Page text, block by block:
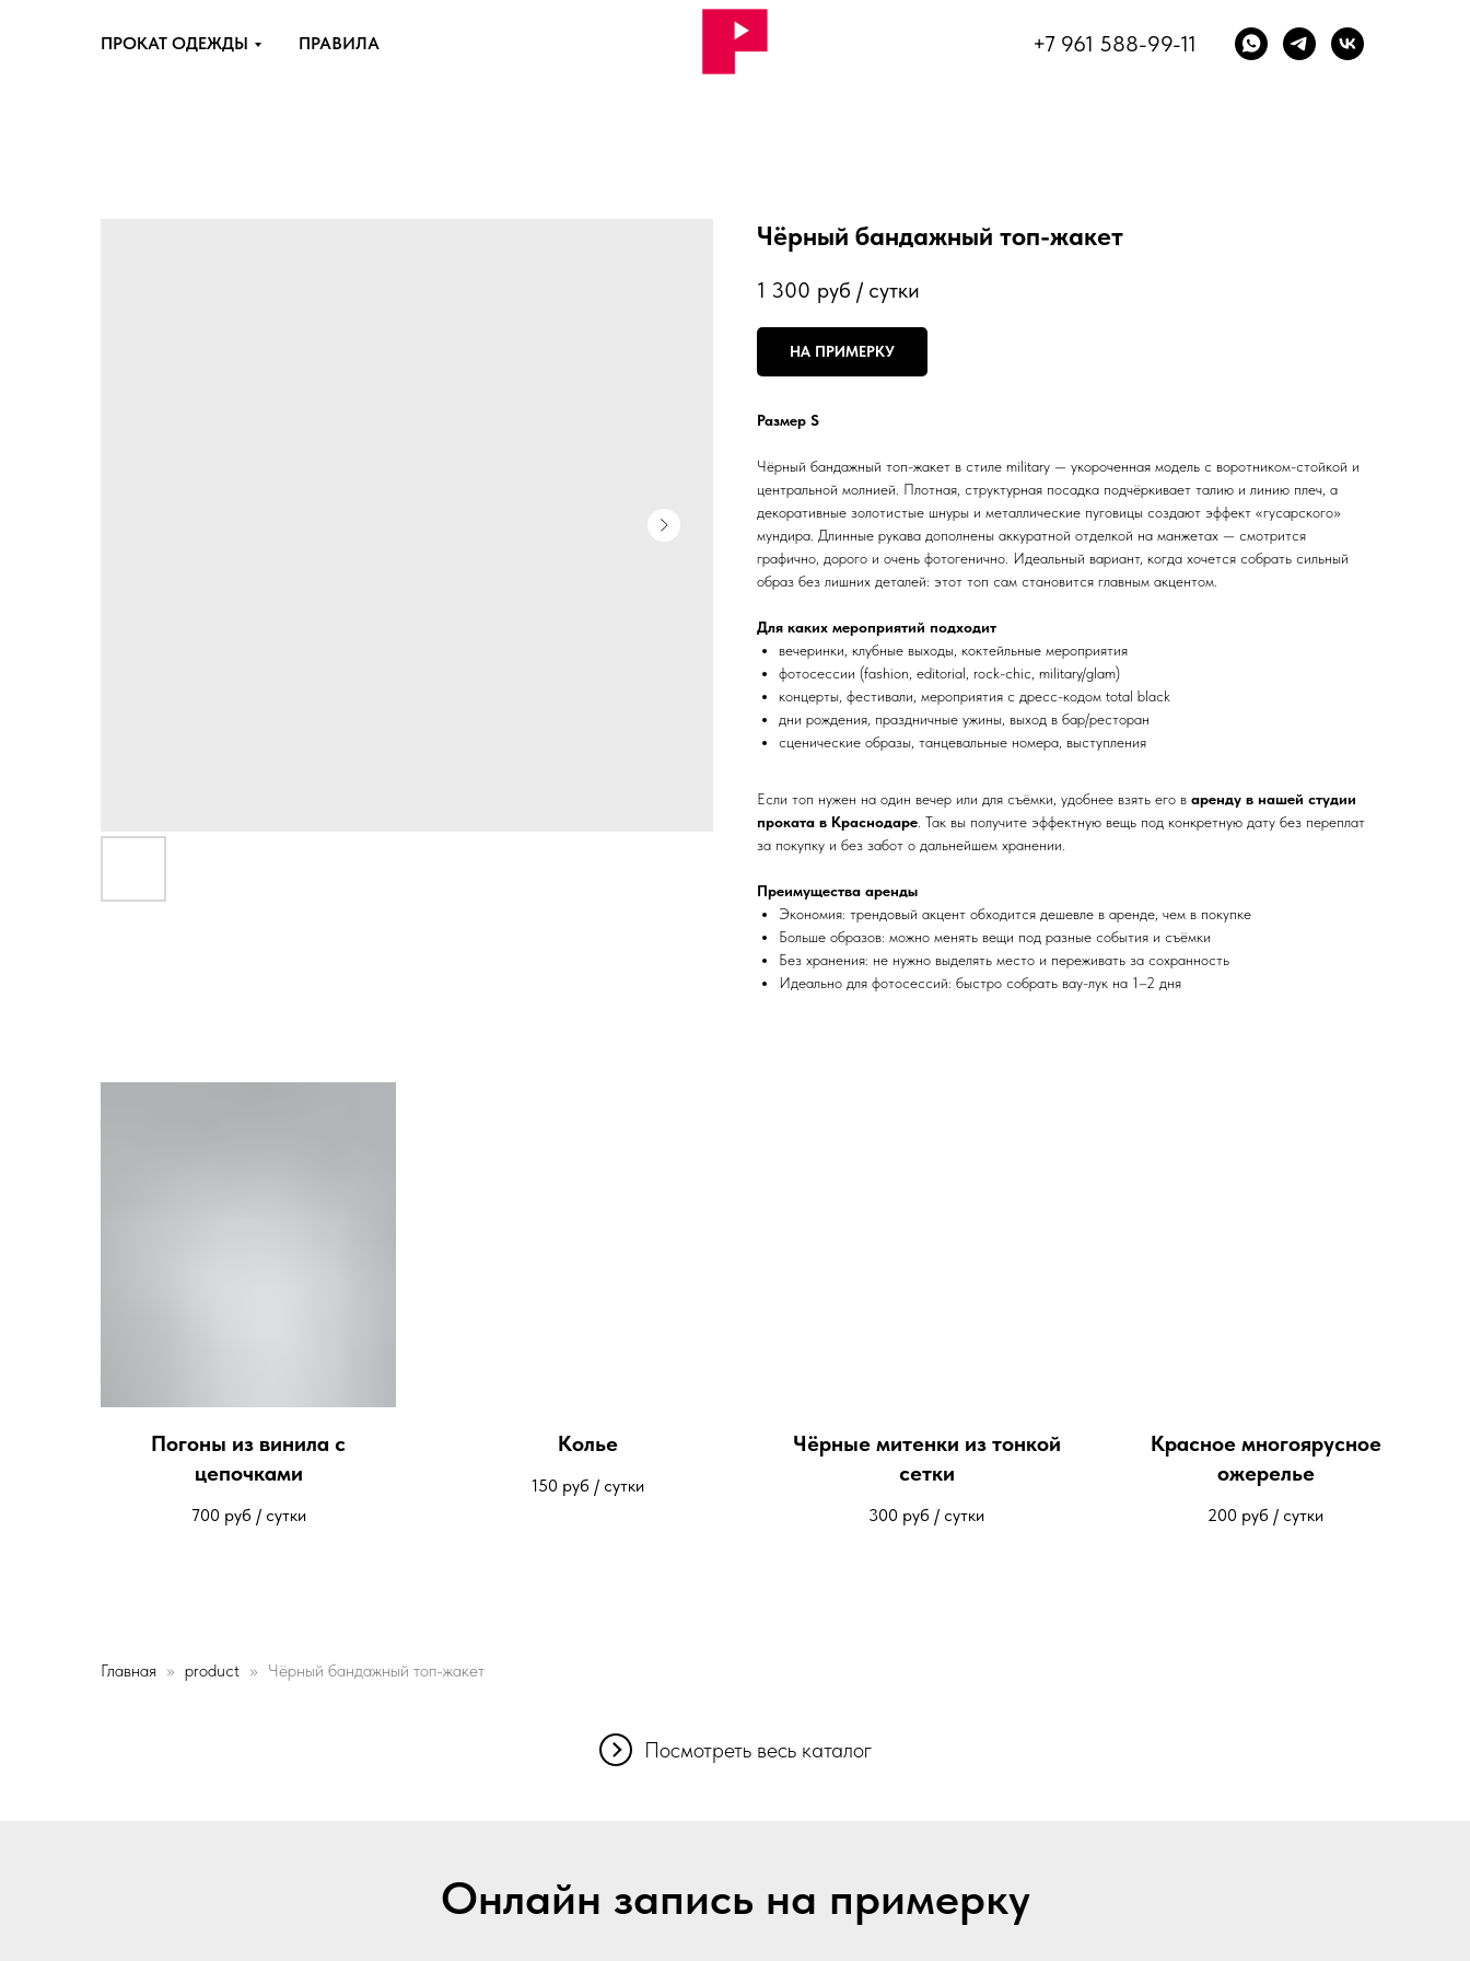
ПРОКАТ ОДЕЖДЫ ПРАВИЛА +7 961 588-99-11
Чёрный бандажный топ-жакет
1 300 руб / сутки
НА ПРИМЕРКУ
Размер S
Чёрный бандажный топ-жакет в стиле military — укороченная модель с воротником-стойкой и
центральной молнией. Плотная, структурная посадка подчёркивает талию и линию плеч, а
декоративные золотистые шнуры и металлические пуговицы создают эффект «гусарского»
мундира. Длинные рукава дополнены аккуратной отделкой на манжетах — смотрится
графично, дорого и очень фотогенично. Идеальный вариант, когда хочется собрать сильный
образ без лишних деталей: этот топ сам становится главным акцентом.
Для каких мероприятий подходит
вечеринки, клубные выходы, коктейльные мероприятия
фотосессии (fashion, editorial, rock-chic, military/glam)
концерты, фестивали, мероприятия с дресс-кодом total black
дни рождения, праздничные ужины, выход в бар/ресторан
сценические образы, танцевальные номера, выступления
Если топ нужен на один вечер или для съёмки, удобнее взять его в аренду в нашей студии
проката в Краснодаре . Так вы получите эффектную вещь под конкретную дату без переплат
за покупку и без забот о дальнейшем хранении.
Преимущества аренды
Экономия: трендовый акцент обходится дешевле в аренде, чем в покупке
Больше образов: можно менять вещи под разные события и съёмки
Без хранения: не нужно выделять место и переживать за сохранность
Идеально для фотосессий: быстро собрать вау-лук на 1–2 дня
Погоны из винила с
цепочками
700 руб / сутки
Колье
150 руб / сутки
Чёрные митенки из тонкой
сетки
300 руб / сутки
Красное многоярусное
ожерелье
200 руб / сутки
Главная product Чёрный бандажный топ-жакет
Посмотреть весь каталог
Онлайн запись на примерку